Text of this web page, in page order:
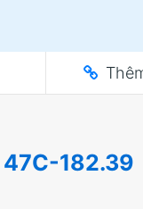
47C-182.39